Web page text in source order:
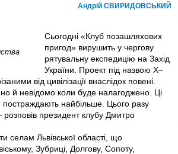
Андрій СВИРИДОВСЬКИЙ
Сьогодні «Клуб позашляхових
пригод» вирушить у чергову
рятувальну експедицію на Захід
України. Проект під назвою X–
від цивілізації внаслідок повені.
й невідомо коли буде налагоджено. Ці
постраждають найбільше. Цього разу
розповів президент клубу Дмитро
селам Львівської області, що
Зубриці, Долгову, Сопоту,